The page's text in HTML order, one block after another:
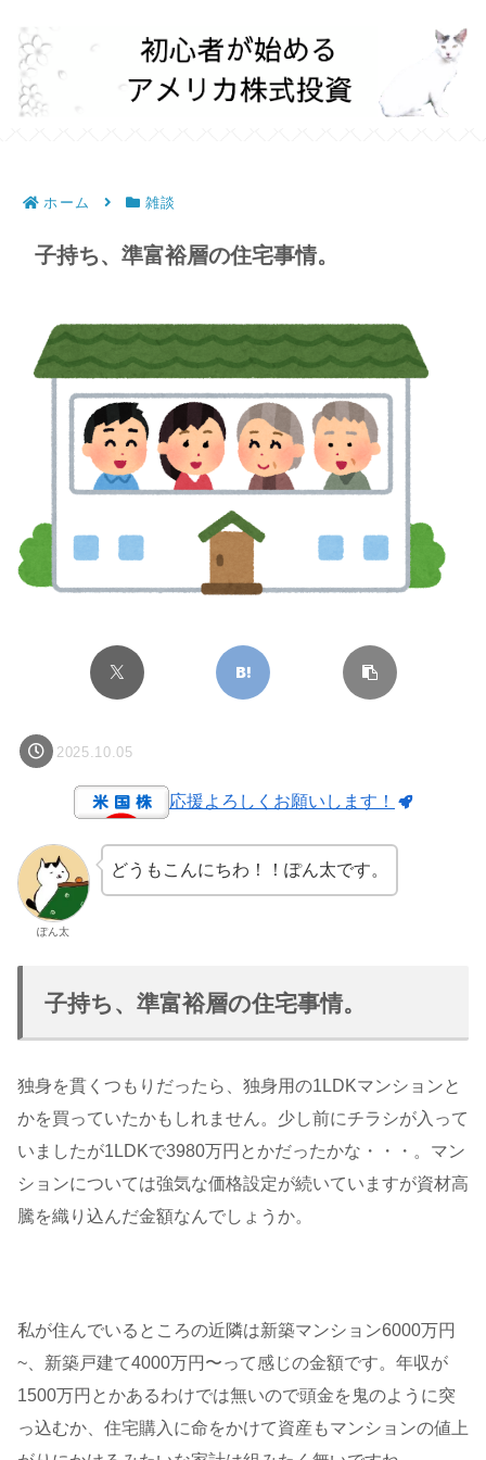
ホーム 雑談
子持ち、準富裕層の住宅事情。
2025.10.05
応援よろしくお願いします！
ぽん太
どうもこんにちわ！！ぽん太です。
子持ち、準富裕層の住宅事情。
独身を貫くつもりだったら、独身用の1LDKマンションと
かを買っていたかもしれません。少し前にチラシが入って
いましたが1LDKで3980万円とかだったかな・・・。マン
ションについては強気な価格設定が続いていますが資材高
騰を織り込んだ金額なんでしょうか。
私が住んでいるところの近隣は新築マンション6000万円
~、新築戸建て4000万円〜って感じの金額です。年収が
1500万円とかあるわけでは無いので頭金を鬼のように突
っ込むか、住宅購入に命をかけて資産もマンションの値上